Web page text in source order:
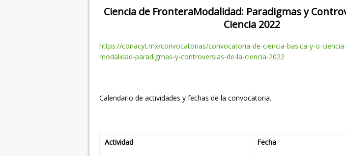
Ciencia de FronteraModalidad: Paradigmas y
Ciencia 2022
https://conacyt.mx/convocatorias/convocatoria-de-ciencia-basica-y-o-
modalidad-paradigmas-y-controversias-de-la-ciencia-2022
Calendario de actividades y fechas de la convocatoria.
Actividad Fecha